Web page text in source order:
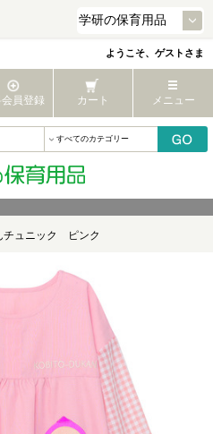
ようこそ、ゲストさま
員登録 カート メニュー
チュニック ピンク